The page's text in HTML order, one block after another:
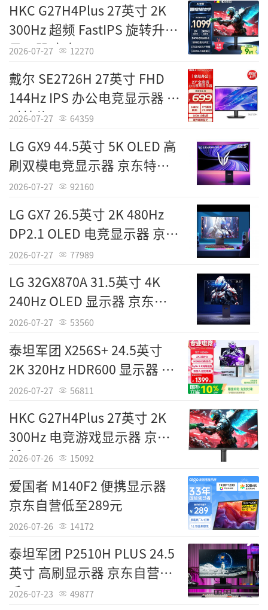
HKC G27H4Plus 27英寸 2K
300Hz 超频 FastIPS 旋转升降
显示器 京东1221元
2026-07-27 12270
戴尔 SE2726H 27英寸 FHD
144Hz IPS 办公电竞显示器 限
时特价699元
2026-07-27 64359
LG GX9 44.5英寸 5K OLED 高
刷双模电竞显示器 京东特惠
14849元
2026-07-27 92160
LG GX7 26.5英寸 2K 480Hz
DP2.1 OLED 电竞显示器 京东
5399元
2026-07-27 77989
LG 32GX870A 31.5英寸 4K
240Hz OLED 显示器 京东
6499元
2026-07-27 53560
泰坦军团 X256S+ 24.5英寸
2K 320Hz HDR600 显示器 低
至1399元
2026-07-27 56811
HKC G27H4Plus 27英寸 2K
300Hz 电竞游戏显示器 京东
低至857元
2026-07-26 15092
爱国者 M140F2 便携显示器
京东自营低至289元
2026-07-26 14172
泰坦军团 P2510H PLUS 24.5
英寸 高刷显示器 京东自营到
手522元
2026-07-23 49877